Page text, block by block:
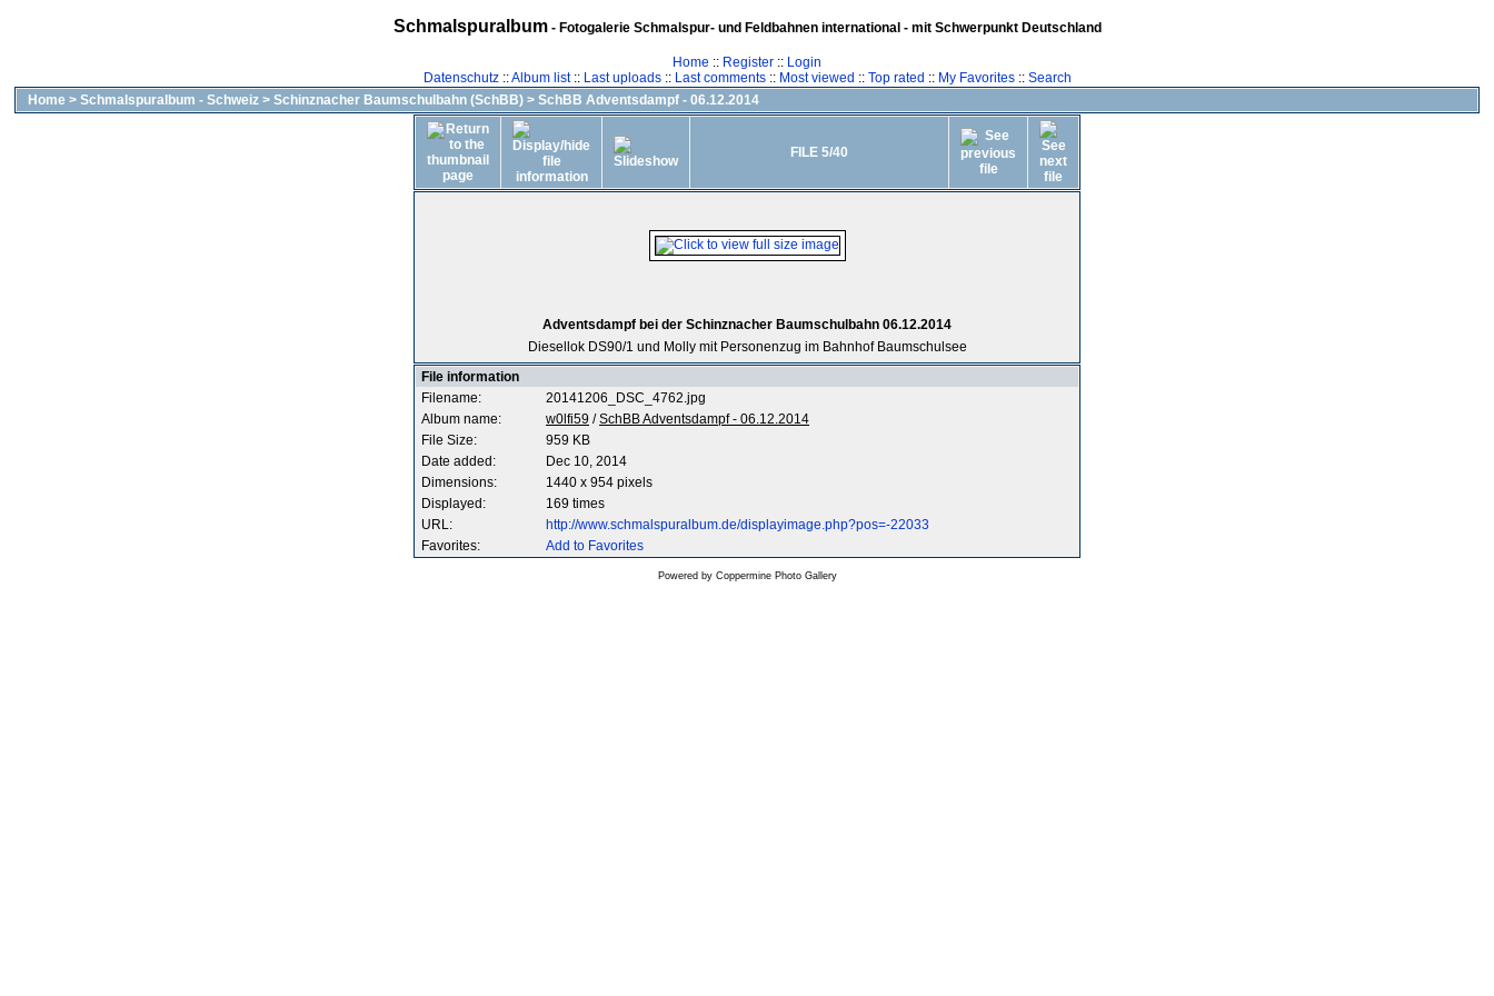
Schmalspuralbum- Fotogalerie Schmalspur- und Feldbahnen international - mit Schwerpunkt Deutschland
Home :: Register :: Login
Datenschutz::Album list:: Last uploads:: Last comments:: Most viewed :: Top rated :: My Favorites:: Search
Home > Schmalspuralbum - Schweiz > Schinznacher Baumschulbahn (SchBB) > SchBB Adventsdampf - 06.12.2014
FILE 5/40
Adventsdampf bei der Schinznacher Baumschulbahn 06.12.2014
Diesellok DS90/1 und Molly mit Personenzug im Bahnhof Baumschulsee
File information
Filename:
20141206_DSC_4762.jpg
Album name:
w0lfi59 /SchBB Adventsdampf - 06.12.2014
File Size:
959 KB
Date added:
Dec 10, 2014
Dimensions:
1440 x 954 pixels
Displayed:
169 times
URL:
http://www.schmalspuralbum.de/displayimage.php?pos=-22033
Favorites:
Add to Favorites
Powered by Coppermine Photo Gallery